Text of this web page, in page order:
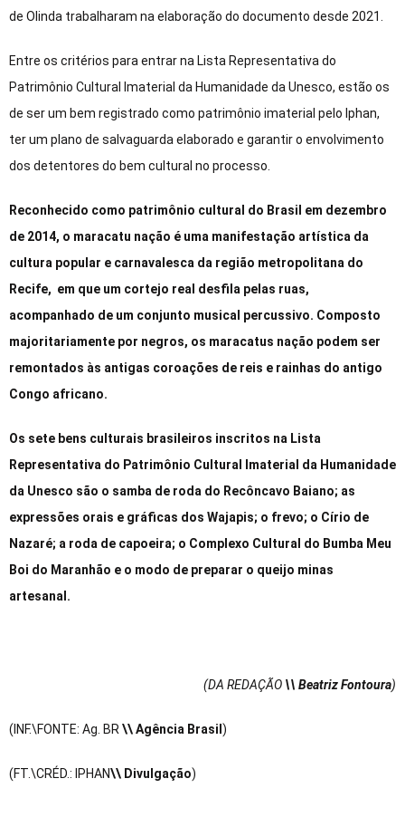
de Olinda trabalharam na elaboração do documento desde 2021.
Entre os critérios para entrar na Lista Representativa do
Patrimônio Cultural Imaterial da Humanidade da Unesco, estão os
de ser um bem registrado como patrimônio imaterial pelo Iphan,
ter um plano de salvaguarda elaborado e garantir o envolvimento
dos detentores do bem cultural no processo.
Reconhecido como patrimônio cultural do Brasil em dezembro
de 2014, o maracatu nação é uma manifestação artística da
cultura popular e carnavalesca da região metropolitana do
Recife, em que um cortejo real desfila pelas ruas,
acompanhado de um conjunto musical percussivo. Composto
majoritariamente por negros, os maracatus nação podem ser
remontados às antigas coroações de reis e rainhas do antigo
Congo africano.
Os sete bens culturais brasileiros inscritos na Lista
Representativa do Patrimônio Cultural Imaterial da Humanidade
da Unesco são o samba de roda do Recôncavo Baiano; as
expressões orais e gráficas dos Wajapis; o frevo; o Círio de
Nazaré; a roda de capoeira; o Complexo Cultural do Bumba Meu
Boi do Maranhão e o modo de preparar o queijo minas
artesanal.
(DA REDAÇÃO \\ Beatriz Fontoura)
(INF.\FONTE: Ag. BR \\ Agência Brasil )
(FT.\CRÉD.: IPHAN\\ Divulgação)